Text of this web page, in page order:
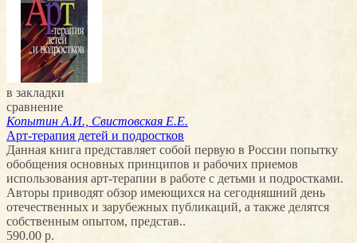
в закладки
сравнение
Копытин А.И., Свистовская Е.Е.
Арт-терапия детей и подростков
Данная книга представляет собой первую в России попытку
обобщения основных принципов и рабочих приемов
использования арт-терапии в работе с детьми и подростками.
Авторы приводят обзор имеющихся на сегодняшний день
отечественных и зарубежных публикаций, а также делятся
собственным опытом, представ..
590.00 р.